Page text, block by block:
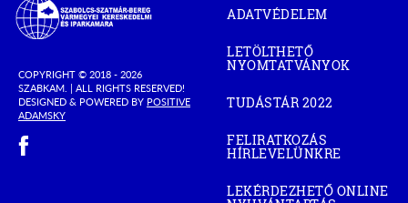
Szatmár-
Bereg
Kereskedelmi
és
Iparkamara
COPYRIGHT © 2018 - 2026
SZABKAM. | ALL RIGHTS RESERVED!
DESIGNED & POWERED BY POSITIVE
ADAMSKY(OPEN
ADATVÉDELEM
LETÖLTHETŐ
NYOMTATVÁNYOK
TUDÁSTÁR 2022(OPEN
WINDOW)
FELIRATKOZÁS
HÍRLEVELÜNKRE
LEKÉRDEZHETŐ ONLINE